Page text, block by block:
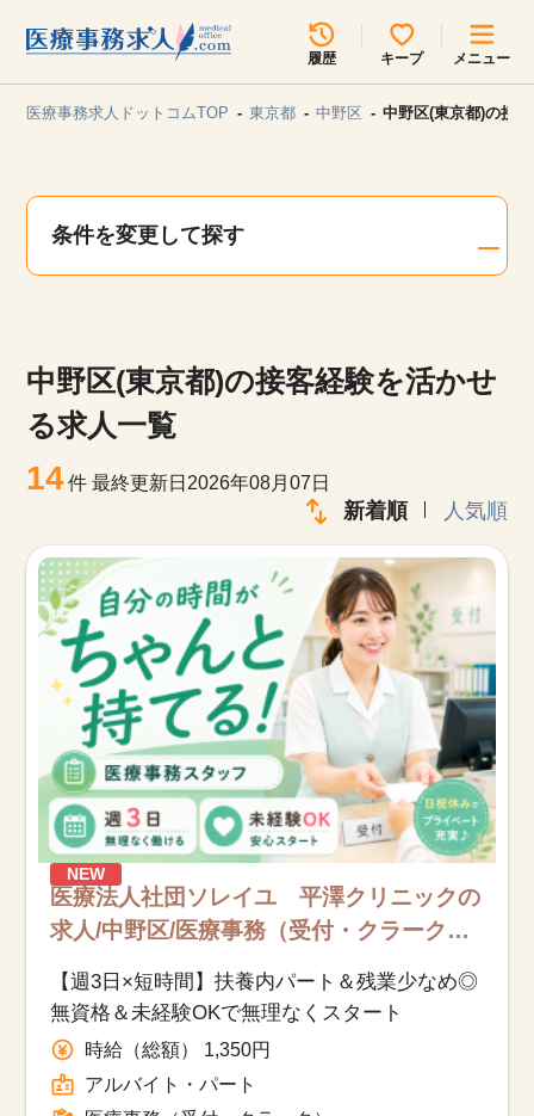
履歴 キープ メニュー
見学会・イベント情報
お知らせ
医療事務求人ドットコムとは
サイトの使い方
就職サポート
人材をお探しの医療機関・企業様
運営会社
医療事務求人ドットコムTOP 東京都 中野区 中野区(東京都)の接
条件を変更して探す
中野区(東京都)の接客経験を活かせ
る求人一覧
14件最終更新日2026年08月07日
新着順 人気順
NEW
医療法人社団ソレイユ 平澤クリニックの
求人/中野区/医療事務（受付・クラーク）/
【週3日×短時間】扶養内パート＆残業少なめ◎
無資格＆未経験OKで無理なくスタート
時給（総額） 1,350円
アルバイト・パート
所在地のエリアを選択してください
各支店担当よりご連絡させていただきます。
関東
甲信越・北陸 中国・四国
九州・沖縄